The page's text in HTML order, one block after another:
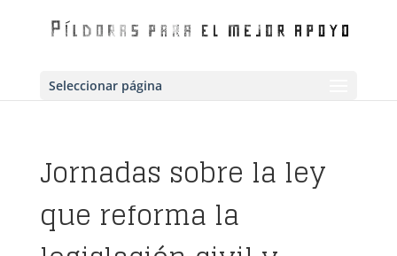
Seleccionar página
Jornadas sobre la ley
que reforma la